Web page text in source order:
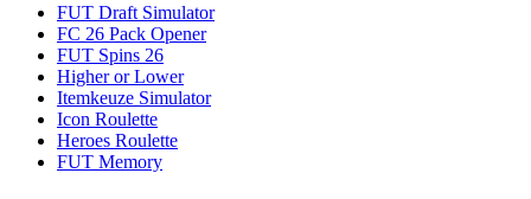
FUT Draft Simulator
FC 26 Pack Opener
FUT Spins 26
Higher or Lower
Itemkeuze Simulator
Icon Roulette
Heroes Roulette
FUT Memory